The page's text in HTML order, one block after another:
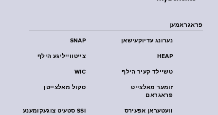
פראגראמען
SNAP נערונג עדיוקעישאן
צייטווייליגע הילף HEAP
WIC טשיילד קעיר הילף
סקול מאלצייטן
זומער מאלצייט
פראגראם
SSI סטעיט צוגעקומענע
וועטעראן אפעירס